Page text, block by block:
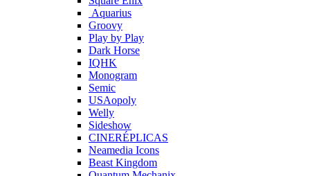
Aquarius
Groovy
Play by Play
Dark Horse
IQHK
Monogram
Semic
USAopoly
Welly
Sideshow
CINERÉPLICAS
Neamedia Icons
Beast Kingdom